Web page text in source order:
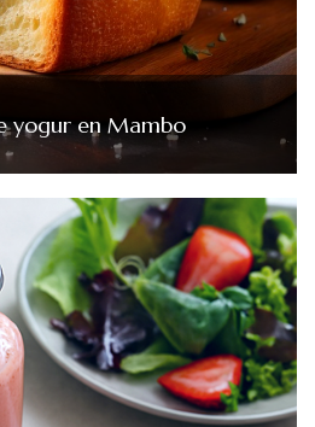
yogur en Mambo